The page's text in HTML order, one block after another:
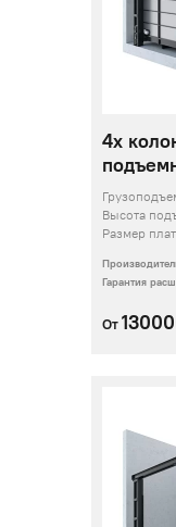
4х
Высота
Размер
Гарантия
От